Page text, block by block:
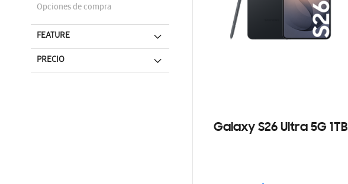
Galaxy S26 Ultra 5G 1TB
Opciones de compra
FEATURE
PRECIO